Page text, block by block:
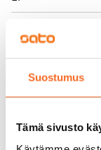
Suostumus
Tämä sivusto
Vuokravakuus
0 €, (yrityksille
Kotivakuutus
Pakollinen, ei